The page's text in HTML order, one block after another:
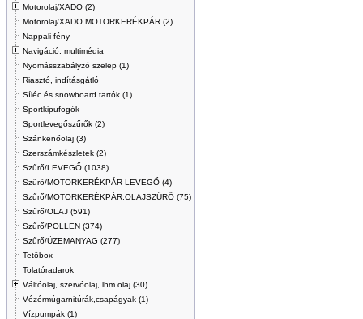
Motorolaj/XADO (2)
Motorolaj/XADO MOTORKERÉKPÁR (2)
Nappali fény
Navigáció, multimédia
Nyomásszabályzó szelep (1)
Riasztó, indításgátló
Síléc és snowboard tartók (1)
Sportkipufogók
Sportlevegőszűrők (2)
Szánkenőolaj (3)
Szerszámkészletek (2)
Szűrő/LEVEGŐ (1038)
Szűrő/MOTORKERÉKPÁR LEVEGŐ (4)
Szűrő/MOTORKERÉKPÁR,OLAJSZŰRŐ (75)
Szűrő/OLAJ (591)
Szűrő/POLLEN (374)
Szűrő/ÜZEMANYAG (277)
Tetőbox
Tolatóradarok
Váltóolaj, szervóolaj, lhm olaj (30)
Vézérmúgarnitúrák,csapágyak (1)
Vízpumpák (1)